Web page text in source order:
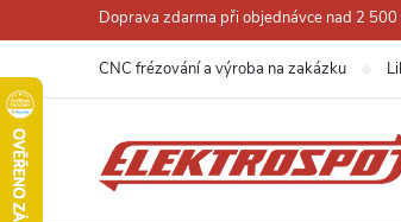
na
obsah
Doprava zdarma při objednávce nad 2
CNC frézování a výroba na zakázku